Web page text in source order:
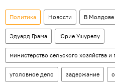
Политика Новости В Молдове
Эдуард Грама Юрие Ушурелу
министерство сельского хозяйства
уголовное дело задержание